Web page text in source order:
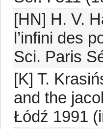
[HN] H. V.
l’infini des
Sci. Paris
[K] T.
and the
Łódź 1991